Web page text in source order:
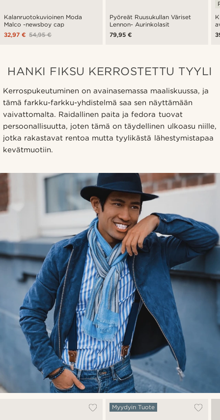
Kalanruotokuvioinen Moda
Malco -newsboy cap
54,95 €
32,97 €
Pyöreät Ruusukullan Väriset
Lennon- Aurinkolasit
79,95 €
HANKI FIKSU KERROSTETTU TYYLI
Kerrospukeutuminen on avainasemassa maaliskuussa, ja
tämä farkku-farkku-yhdistelmä saa sen näyttämään
vaivattomalta. Raidallinen paita ja fedora tuovat
persoonallisuutta, joten tämä on täydellinen ulkoasu niille,
jotka rakastavat rentoa mutta tyylikästä lähestymistapaa
kevätmuotiin.
Myydyin Tuote